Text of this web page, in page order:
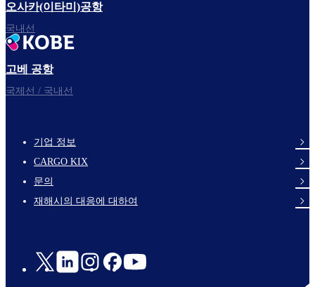
오사카(이타미)공항
국내선
고베 공항
국제선 / 국내선
footer-
links-
en-
기업 정보
CARGO KIX
문의
재해시의 대응에 대하여
Social